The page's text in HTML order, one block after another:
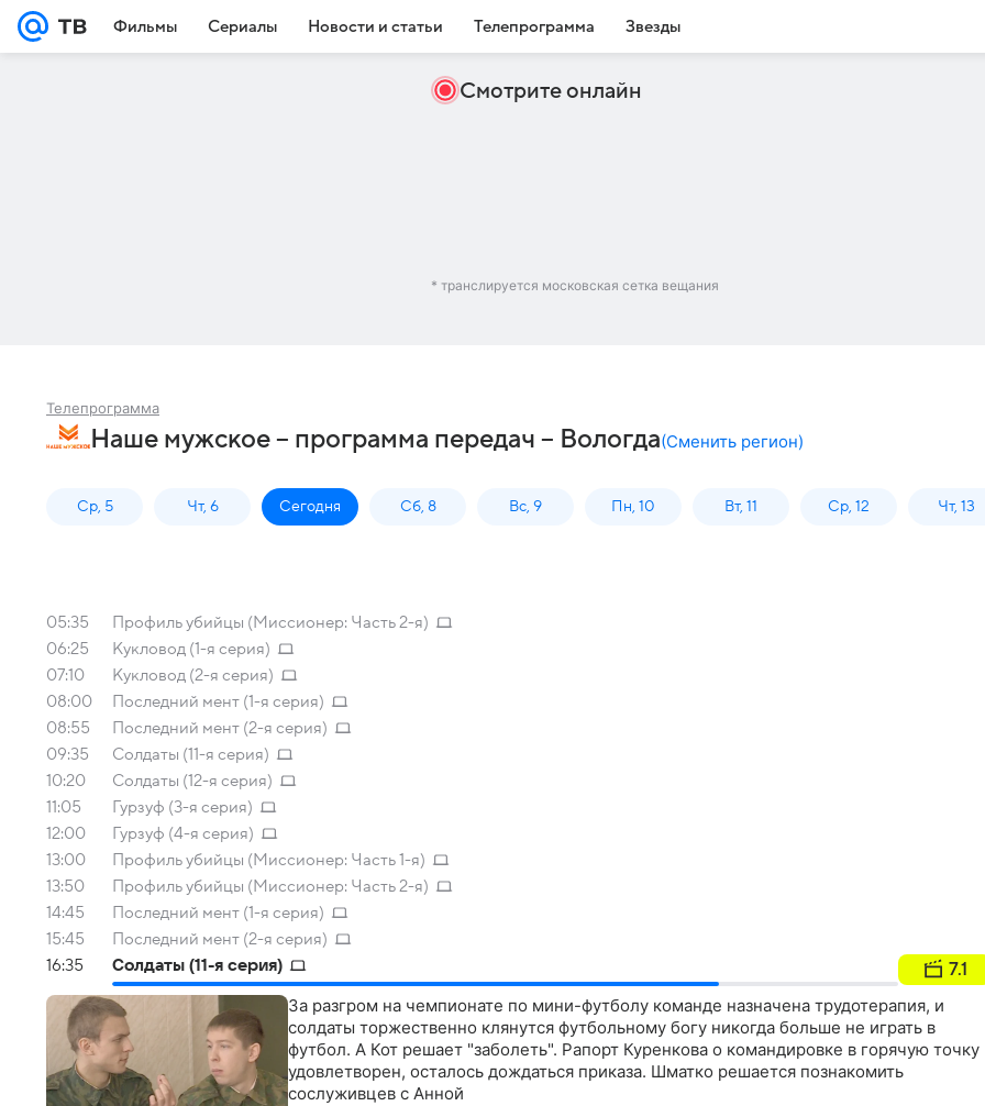
Фильмы Сериалы Новости и статьи Телепрограмма Звезды
Смотрите онлайн
* транслируется московская сетка вещания
Телепрограмма
Наше мужское – программа передач – Вологда(Сменить регион)
Ср, 5 Чт, 6 Сегодня Сб, 8 Вс, 9 Пн, 10 Вт, 11 Ср, 12 Чт, 13
05:35
Профиль убийцы (Миссионер: Часть 2-я)
06:25
Кукловод (1-я серия)
07:10
Кукловод (2-я серия)
08:00
Последний мент (1-я серия)
08:55
Последний мент (2-я серия)
09:35
Солдаты (11-я серия)
10:20
Солдаты (12-я серия)
11:05
Гурзуф (3-я серия)
12:00
Гурзуф (4-я серия)
13:00
Профиль убийцы (Миссионер: Часть 1-я)
13:50
Профиль убийцы (Миссионер: Часть 2-я)
14:45
Последний мент (1-я серия)
15:45
Последний мент (2-я серия)
16:35
Солдаты (11-я серия) 7.1
За разгром на чемпионате по мини-футболу команде назначена трудотерапия, и
солдаты торжественно клянутся футбольному богу никогда больше не играть в
футбол. А Кот решает "заболеть". Рапорт Куренкова о командировке в горячую точку
удовлетворен, осталось дождаться приказа. Шматко решается познакомить
сослуживцев с Анной